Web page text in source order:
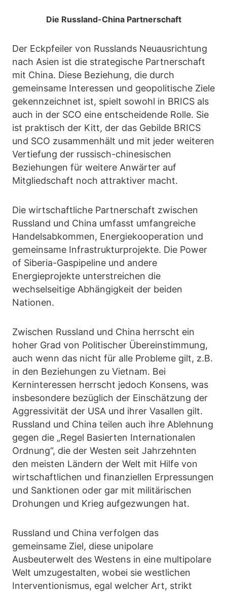
Die Russland-China Partnerschaft
Der Eckpfeiler von Russlands Neuausrichtung
nach Asien ist die strategische Partnerschaft
mit China. Diese Beziehung, die durch
gemeinsame Interessen und geopolitische Ziele
gekennzeichnet ist, spielt sowohl in BRICS als
auch in der SCO eine entscheidende Rolle. Sie
ist praktisch der Kitt, der das Gebilde BRICS
und SCO zusammenhält und mit jeder weiteren
Vertiefung der russisch-chinesischen
Beziehungen für weitere Anwärter auf
Mitgliedschaft noch attraktiver macht.
Die wirtschaftliche Partnerschaft zwischen
Russland und China umfasst umfangreiche
Handelsabkommen, Energiekooperation und
gemeinsame Infrastrukturprojekte. Die Power
of Siberia-Gaspipeline und andere
Energieprojekte unterstreichen die
wechselseitige Abhängigkeit der beiden
Nationen.
Zwischen Russland und China herrscht ein
hoher Grad von Politischer Übereinstimmung,
auch wenn das nicht für alle Probleme gilt, z.B.
in den Beziehungen zu Vietnam. Bei
Kerninteressen herrscht jedoch Konsens, was
insbesondere bezüglich der Einschätzung der
Aggressivität der USA und ihrer Vasallen gilt.
Russland und China teilen auch ihre Ablehnung
gegen die „Regel Basierten Internationalen
Ordnung“, die der Westen seit Jahrzehnten
den meisten Ländern der Welt mit Hilfe von
wirtschaftlichen und finanziellen Erpressungen
und Sanktionen oder gar mit militärischen
Drohungen und Krieg aufgezwungen hat.
Russland und China verfolgen das
gemeinsame Ziel, diese unipolare
Ausbeuterwelt des Westens in eine multipolare
Welt umzugestalten, wobei sie westlichen
Interventionismus, egal welcher Art, strikt